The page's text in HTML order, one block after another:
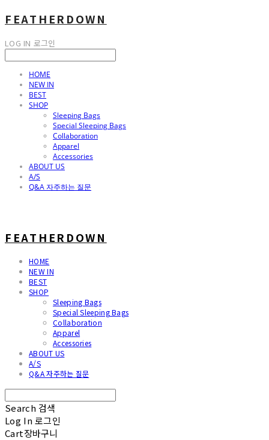
FEATHERDOWN
LOG IN 로그인
HOME
NEW IN
BEST
SHOP
Sleeping Bags
Special Sleeping Bags
Collaboration
Apparel
Accessories
ABOUT US
A/S
Q&A 자주하는 질문
FEATHERDOWN
HOME
NEW IN
BEST
SHOP
Sleeping Bags
Special Sleeping Bags
Collaboration
Apparel
Accessories
ABOUT US
A/S
Q&A 자주하는 질문
Search 검색
Log In 로그인
Cart장바구니